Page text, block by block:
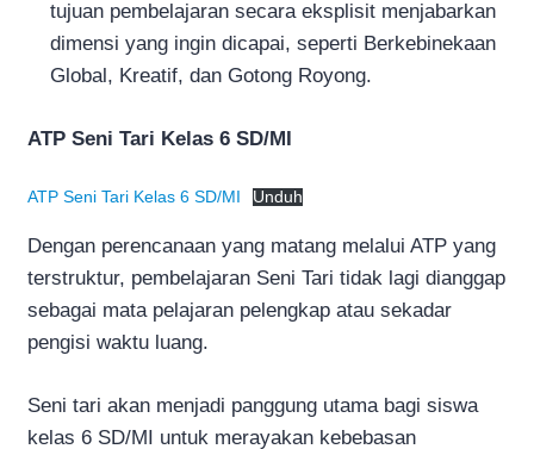
tujuan pembelajaran secara eksplisit menjabarkan
dimensi yang ingin dicapai, seperti Berkebinekaan
Global, Kreatif, dan Gotong Royong.
ATP Seni Tari Kelas 6 SD/MI
ATP Seni Tari Kelas 6 SD/MI Unduh
Dengan perencanaan yang matang melalui ATP yang
terstruktur, pembelajaran Seni Tari tidak lagi dianggap
sebagai mata pelajaran pelengkap atau sekadar
pengisi waktu luang.
Seni tari akan menjadi panggung utama bagi siswa
kelas 6 SD/MI untuk merayakan kebebasan